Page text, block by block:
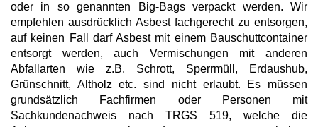
oder in so genannten Big-Bags verpackt werden. Wir
empfehlen ausdrücklich Asbest fachgerecht zu entsorgen,
auf keinen Fall darf Asbest mit einem Bauschuttcontainer
entsorgt werden, auch Vermischungen mit anderen
Abfallarten wie z.B. Schrott, Sperrmüll, Erdaushub,
Grünschnitt, Altholz etc. sind nicht erlaubt. Es müssen
grundsätzlich Fachfirmen oder Personen mit
Sachkundenachweis nach TRGS 519, welche die